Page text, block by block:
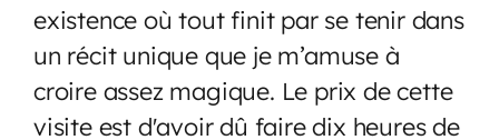
existence où tout finit par se tenir dans
un récit unique que je m’amuse à
croire assez magique. Le prix de cette
visite est d'avoir dû faire dix heures de